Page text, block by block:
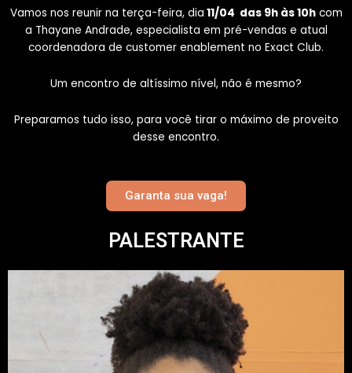
Vamos nos reunir na terça-feira, dia 11/04 das 9h às 10hcom
a Thayane Andrade, especialista em pré-vendas e atual
coordenadora de customer enablement no Exact Club.
Um encontro de altíssimo nível, não é mesmo?
Preparamos tudo isso, para você tirar o máximo de proveito
desse encontro.
Garanta sua vaga!
PALESTRANTE